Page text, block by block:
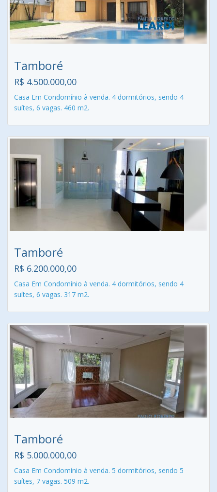
Tamboré
R$ 4.500.000,00
Casa Em Condomínio à venda. 4 dormitórios, sendo 4
suítes, 6 vagas. 460 m2.
Tamboré
R$ 6.200.000,00
Casa Em Condomínio à venda. 4 dormitórios, sendo 4
suítes, 6 vagas. 317 m2.
Tamboré
R$ 5.000.000,00
Casa Em Condomínio à venda. 5 dormitórios, sendo 5
suítes, 7 vagas. 509 m2.